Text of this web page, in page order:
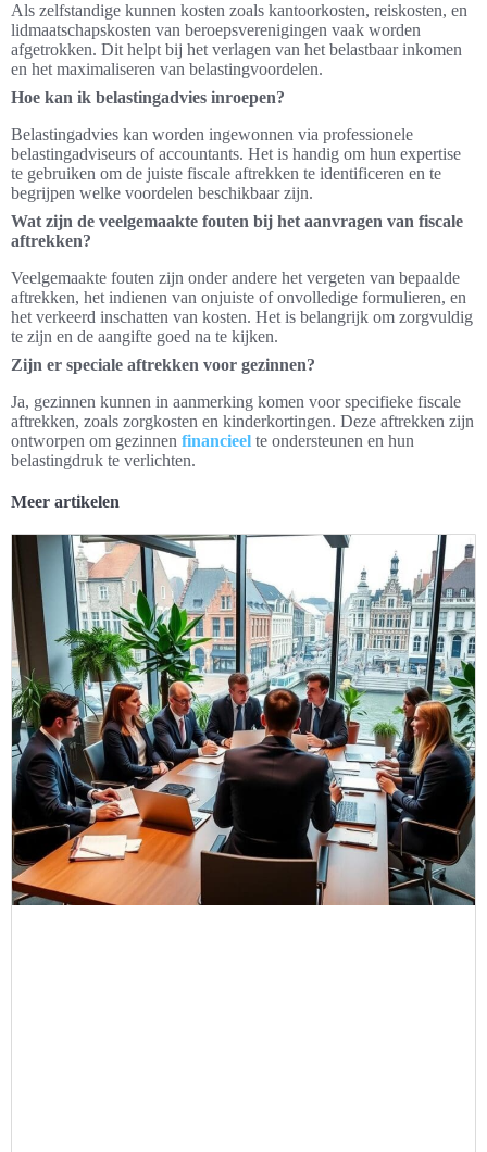
Als zelfstandige kunnen kosten zoals kantoorkosten, reiskosten, en
lidmaatschapskosten van beroepsverenigingen vaak worden
afgetrokken. Dit helpt bij het verlagen van het belastbaar inkomen
en het maximaliseren van belastingvoordelen.
Hoe kan ik belastingadvies inroepen?
Belastingadvies kan worden ingewonnen via professionele
belastingadviseurs of accountants. Het is handig om hun expertise
te gebruiken om de juiste fiscale aftrekken te identificeren en te
begrijpen welke voordelen beschikbaar zijn.
Wat zijn de veelgemaakte fouten bij het aanvragen van fiscale
aftrekken?
Veelgemaakte fouten zijn onder andere het vergeten van bepaalde
aftrekken, het indienen van onjuiste of onvolledige formulieren, en
het verkeerd inschatten van kosten. Het is belangrijk om zorgvuldig
te zijn en de aangifte goed na te kijken.
Zijn er speciale aftrekken voor gezinnen?
Ja, gezinnen kunnen in aanmerking komen voor specifieke fiscale
aftrekken, zoals zorgkosten en kinderkortingen. Deze aftrekken zijn
ontworpen om gezinnen financieel te ondersteunen en hun
belastingdruk te verlichten.
Meer artikelen